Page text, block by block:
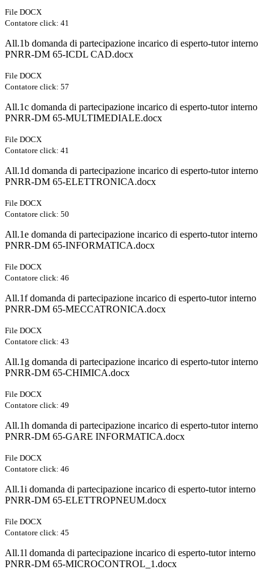
File DOCX
Contatore click: 41
All.1b domanda di partecipazione incarico di esperto-tutor interno
PNRR-DM 65-ICDL CAD.docx
File DOCX
Contatore click: 57
All.1c domanda di partecipazione incarico di esperto-tutor interno
PNRR-DM 65-MULTIMEDIALE.docx
File DOCX
Contatore click: 41
All.1d domanda di partecipazione incarico di esperto-tutor interno
PNRR-DM 65-ELETTRONICA.docx
File DOCX
Contatore click: 50
All.1e domanda di partecipazione incarico di esperto-tutor interno
PNRR-DM 65-INFORMATICA.docx
File DOCX
Contatore click: 46
All.1f domanda di partecipazione incarico di esperto-tutor interno
PNRR-DM 65-MECCATRONICA.docx
File DOCX
Contatore click: 43
All.1g domanda di partecipazione incarico di esperto-tutor interno
PNRR-DM 65-CHIMICA.docx
File DOCX
Contatore click: 49
All.1h domanda di partecipazione incarico di esperto-tutor interno
PNRR-DM 65-GARE INFORMATICA.docx
File DOCX
Contatore click: 46
All.1i domanda di partecipazione incarico di esperto-tutor interno
PNRR-DM 65-ELETTROPNEUM.docx
File DOCX
Contatore click: 45
All.1l domanda di partecipazione incarico di esperto-tutor interno
PNRR-DM 65-MICROCONTROL_1.docx